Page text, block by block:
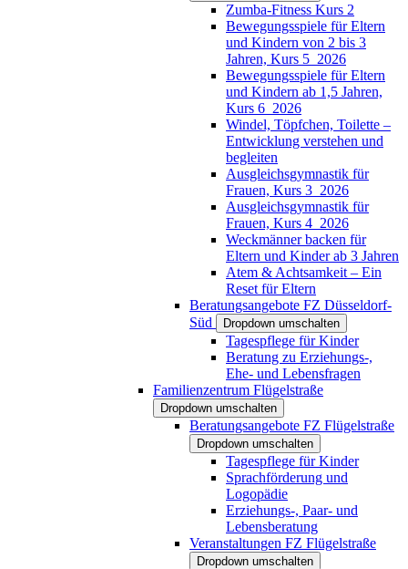
Zumba-Fitness Kurs 2
Bewegungsspiele für Eltern
und Kindern von 2 bis 3
Jahren, Kurs 5_2026
Bewegungsspiele für Eltern
und Kindern ab 1,5 Jahren,
Kurs 6_2026
Windel, Töpfchen, Toilette –
Entwicklung verstehen und
begleiten
Ausgleichsgymnastik für
Frauen, Kurs 3_2026
Ausgleichsgymnastik für
Frauen, Kurs 4_2026
Weckmänner backen für
Eltern und Kinder ab 3 Jahren
Atem & Achtsamkeit – Ein
Reset für Eltern
Beratungsangebote FZ Düsseldorf-
Süd
Dropdown umschalten
Tagespflege für Kinder
Beratung zu Erziehungs-,
Ehe- und Lebensfragen
Familienzentrum Flügelstraße
Dropdown umschalten
Beratungsangebote FZ Flügelstraße
Dropdown umschalten
Tagespflege für Kinder
Sprachförderung und
Logopädie
Erziehungs-, Paar- und
Lebensberatung
Veranstaltungen FZ Flügelstraße
Dropdown umschalten